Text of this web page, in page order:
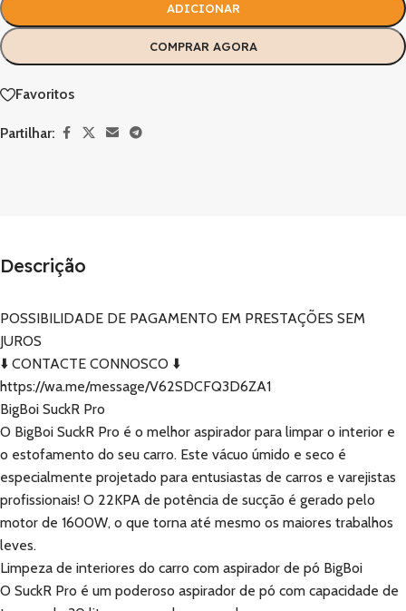
ADICIONAR
COMPRAR AGORA
Favoritos
Partilhar:
Descrição
POSSIBILIDADE DE PAGAMENTO EM PRESTAÇÕES SEM
JUROS
⬇️ CONTACTE CONNOSCO ⬇️
https://wa.me/message/V62SDCFQ3D6ZA1
BigBoi SuckR Pro
O BigBoi SuckR Pro é o melhor aspirador para limpar o interior e
o estofamento do seu carro. Este vácuo úmido e seco é
especialmente projetado para entusiastas de carros e varejistas
profissionais! O 22KPA de potência de sucção é gerado pelo
motor de 1600W, o que torna até mesmo os maiores trabalhos
leves.
Limpeza de interiores do carro com aspirador de pó BigBoi
O SuckR Pro é um poderoso aspirador de pó com capacidade de